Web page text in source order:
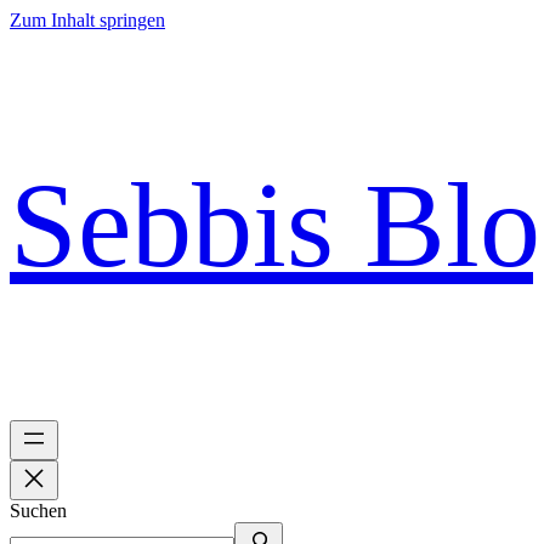
Zum Inhalt springen
Sebbis
Suchen